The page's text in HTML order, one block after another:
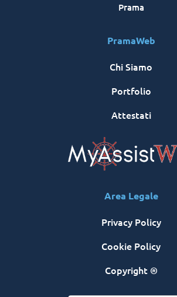
Prama
PramaWeb
Chi Siamo
Portfolio
Attestati
Area Legale
Privacy Policy
Cookie Policy
Copyright ®